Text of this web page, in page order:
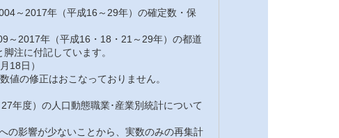
～2017年（平成16～29年）の確定数・保
2017年（平成16・18・21～29年）の都道
注に付記しています。
18日）
の修正はおこなっておりません。
年度）の人口動態職業･産業別統計について
影響が少ないことから、実数のみの再集計